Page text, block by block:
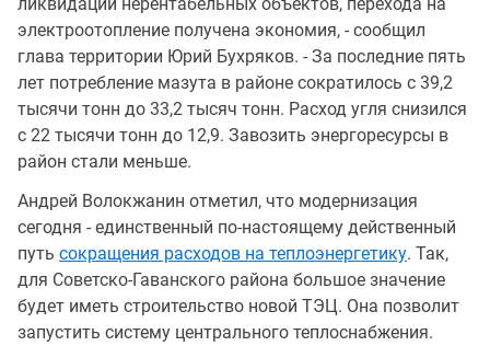
электроотопление получена экономия, - сообщил
глава территории Юрий Бухряков. - За последние пять
лет потребление мазута в районе сократилось с 39,2
тысячи тонн до 33,2 тысяч тонн. Расход угля снизился
с 22 тысячи тонн до 12,9. Завозить энергоресурсы в
район стали меньше.
Андрей Волокжанин отметил, что модернизация
сегодня - единственный по-настоящему действенный
путь сокращения расходов на теплоэнергетику. Так,
для Советско-Гаванского района большое значение
будет иметь строительство новой ТЭЦ. Она позволит
запустить систему центрального теплоснабжения.